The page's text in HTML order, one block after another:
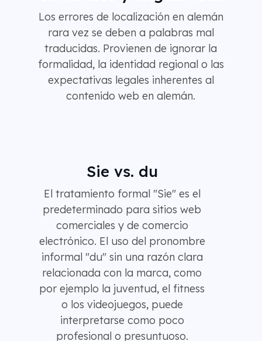
Los errores de localización en alemán
rara vez se deben a palabras mal
traducidas. Provienen de ignorar la
formalidad, la identidad regional o las
expectativas legales inherentes al
contenido web en alemán.
Sie vs. du
El tratamiento formal "Sie" es el
predeterminado para sitios web
comerciales y de comercio
electrónico. El uso del pronombre
informal "du" sin una razón clara
relacionada con la marca, como
por ejemplo la juventud, el fitness
o los videojuegos, puede
interpretarse como poco
profesional o presuntuoso.